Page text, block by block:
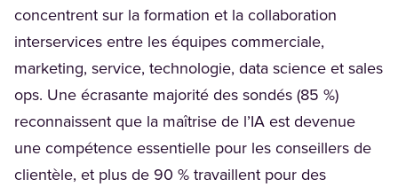
concentrent sur la formation et la collaboration
interservices entre les équipes commerciale,
marketing, service, technologie, data science et sales
ops. Une écrasante majorité des sondés (85 %)
reconnaissent que la maîtrise de l’IA est devenue
une compétence essentielle pour les conseillers de
clientèle, et plus de 90 % travaillent pour des